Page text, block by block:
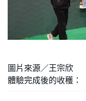
圖片來源／王宗欣
體驗完成後的收穫：